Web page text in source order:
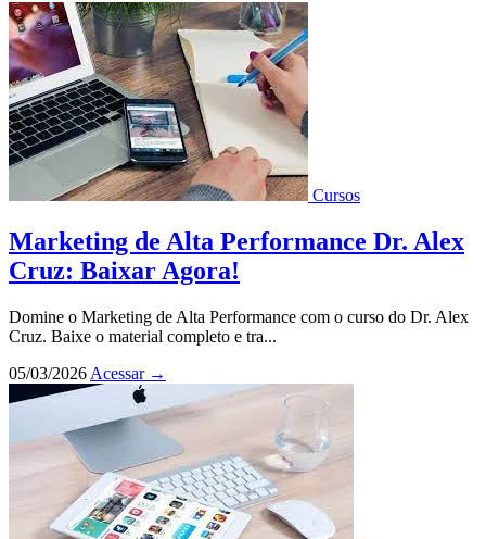
Cursos
Marketing de Alta Performance Dr. Alex
Cruz: Baixar Agora!
Domine o Marketing de Alta Performance com o curso do Dr. Alex
Cruz. Baixe o material completo e tra...
05/03/2026 Acessar →